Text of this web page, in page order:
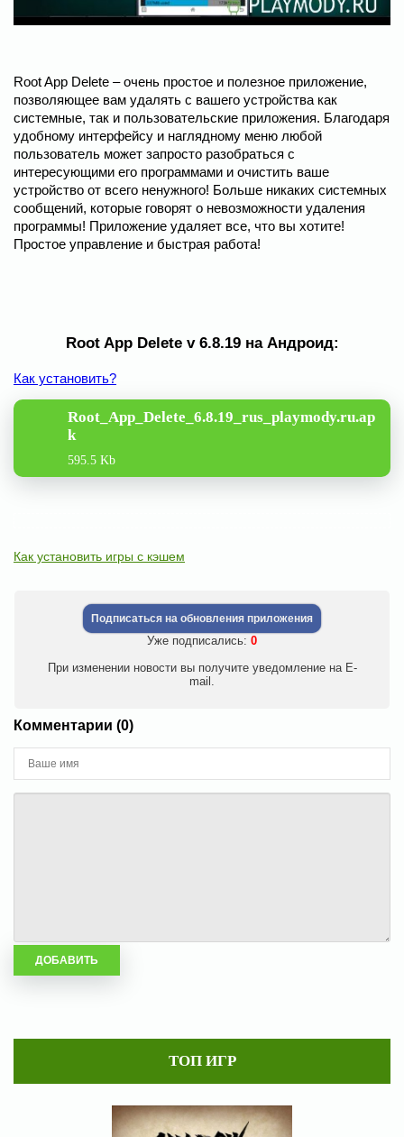
Root App Delete – очень простое и полезное приложение,
позволяющее вам удалять с вашего устройства как
системные, так и пользовательские приложения. Благодаря
удобному интерфейсу и наглядному меню любой
пользователь может запросто разобраться с
интересующими его программами и очистить ваше
устройство от всего ненужного! Больше никаких системных
сообщений, которые говорят о невозможности удаления
программы! Приложение удаляет все, что вы хотите!
Простое управление и быстрая работа!
Root App Delete v 6.8.19 на Андроид:
Как установить?
Root_App_Delete_6.8.19_rus_playmody.ru.ap
k
595.5 Kb
Как установить игры с кэшем
Подписаться на обновления приложения
Уже подписались: 0
При изменении новости вы получите уведомление на E-
mail.
Комментарии (0)
ТОП ИГР